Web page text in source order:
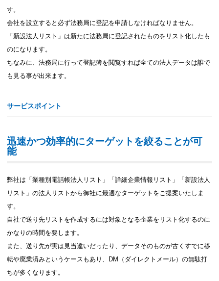
す。
会社を設立すると必ず法務局に登記を申請しなければなりません。
「新設法人リスト」は新たに法務局に登記されたものをリスト化したも
のになります。
ちなみに、法務局に行って登記簿を閲覧すれば全ての法人データは誰で
も見る事が出来ます。
サービスポイント
迅速かつ効率的にターゲットを絞ることが可
能
弊社は「業種別電話帳法人リスト」「詳細企業情報リスト」「新設法人
リスト」の法人リストから御社に最適なターゲットをご提案いたしま
す。
自社で送り先リストを作成するには対象となる企業をリスト化するのに
かなりの時間を要します。
また、送り先が実は見当違いだったり、データそのものが古くすでに移
転や廃業済みというケースもあり、DM（ダイレクトメール）の無駄打
ちが多くなります。